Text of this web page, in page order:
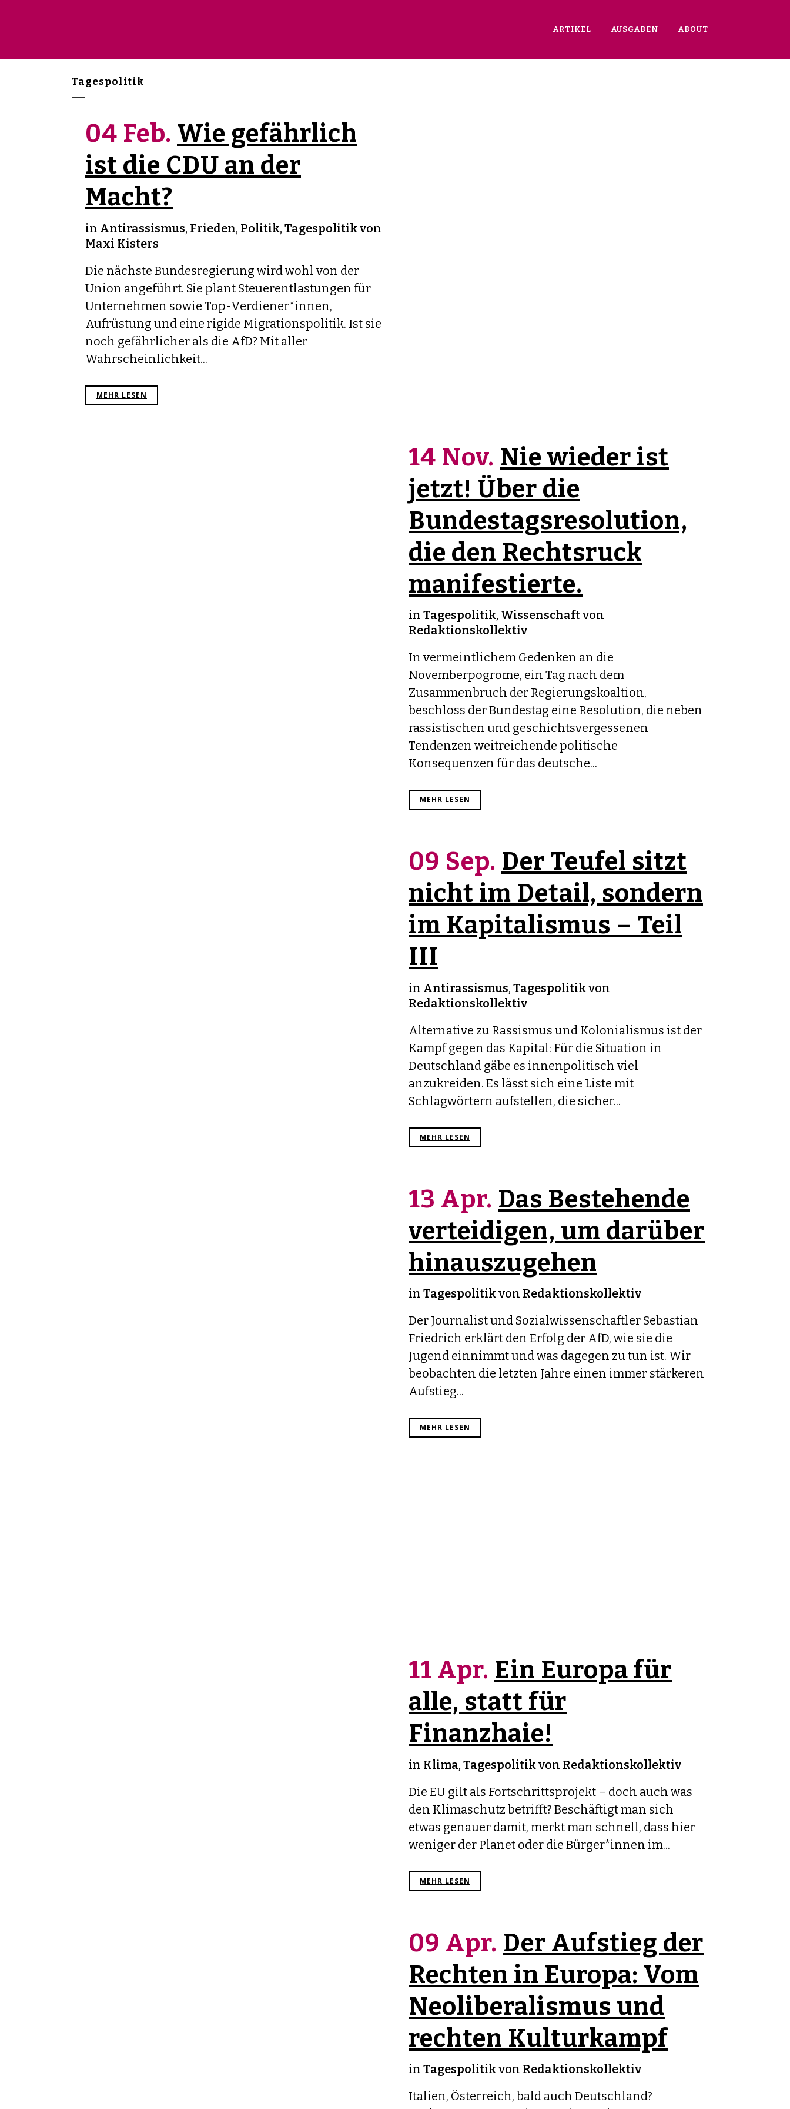
ARTIKEL AUSGABEN ABOUT
Tagespolitik
04 Feb. Wie gefährlich
ist die CDU an der
Macht?
in Antirassismus, Frieden, Politik, Tagespolitikvon
Maxi Kisters
Die nächste Bundesregierung wird wohl von der
Union angeführt. Sie plant Steuerentlastungen für
Unternehmen sowie Top-Verdiener*innen,
Aufrüstung und eine rigide Migrationspolitik. Ist sie
noch gefährlicher als die AfD? Mit aller
Wahrscheinlichkeit...
MEHR LESEN
14 Nov. Nie wieder ist
jetzt! Über die
Bundestagsresolution,
die den Rechtsruck
manifestierte.
in Tagespolitik, Wissenschaftvon
Redaktionskollektiv
In vermeintlichem Gedenken an die
Novemberpogrome, ein Tag nach dem
Zusammenbruch der Regierungskoaltion,
beschloss der Bundestag eine Resolution, die neben
rassistischen und geschichtsvergessenen
Tendenzen weitreichende politische
Konsequenzen für das deutsche...
MEHR LESEN
09 Sep. Der Teufel sitzt
nicht im Detail, sondern
im Kapitalismus – Teil
III
in Antirassismus, Tagespolitikvon
Redaktionskollektiv
Alternative zu Rassismus und Kolonialismus ist der
Kampf gegen das Kapital: Für die Situation in
Deutschland gäbe es innenpolitisch viel
anzukreiden. Es lässt sich eine Liste mit
Schlagwörtern aufstellen, die sicher...
MEHR LESEN
13 Apr. Das Bestehende
verteidigen, um darüber
hinauszugehen
in Tagespolitikvon Redaktionskollektiv
Der Journalist und Sozialwissenschaftler Sebastian
Friedrich erklärt den Erfolg der AfD, wie sie die
Jugend einnimmt und was dagegen zu tun ist. Wir
beobachten die letzten Jahre einen immer stärkeren
Aufstieg...
MEHR LESEN
11 Apr. Ein Europa für
alle, statt für
Finanzhaie!
in Klima, Tagespolitikvon Redaktionskollektiv
Die EU gilt als Fortschrittsprojekt – doch auch was
den Klimaschutz betrifft? Beschäftigt man sich
etwas genauer damit, merkt man schnell, dass hier
weniger der Planet oder die Bürger*innen im...
MEHR LESEN
09 Apr. Der Aufstieg der
Rechten in Europa: Vom
Neoliberalismus und
rechten Kulturkampf
in Tagespolitikvon Redaktionskollektiv
Italien, Österreich, bald auch Deutschland?